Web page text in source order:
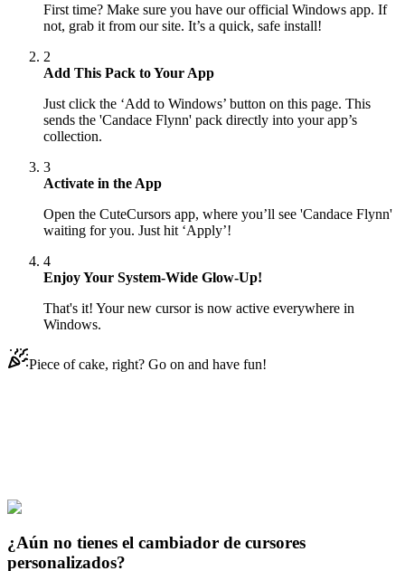
First time? Make sure you have our official Windows app. If
not, grab it from our site. It’s a quick, safe install!
2
Add This Pack to Your App
Just click the ‘Add to Windows’ button on this page. This
sends the 'Candace Flynn' pack directly into your app’s
collection.
3
Activate in the App
Open the CuteCursors app, where you’ll see 'Candace Flynn'
waiting for you. Just hit ‘Apply’!
4
Enjoy Your System-Wide Glow-Up!
That's it! Your new cursor is now active everywhere in
Windows.
Piece of cake, right? Go on and have fun!
Explore All Collections
¿Aún no tienes el cambiador de cursores
personalizados?